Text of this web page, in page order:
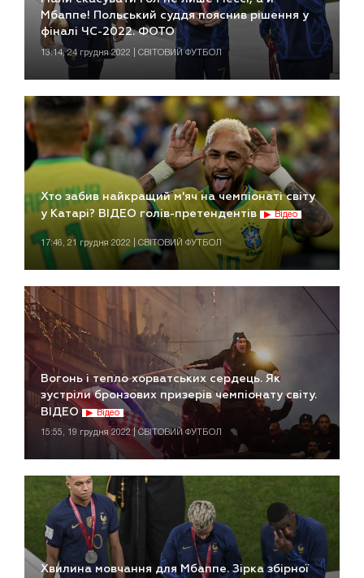
Мбаппе! Польський суддя пояснив рішення у
фіналі ЧС-2022. ФОТО
13:14, 24 грудня 2022 | СВІТОВИЙ ФУТБОЛ
Хто забив найкращий м'яч на чемпіонаті світу
у Катарі? ВІДЕО голів-претендентів
Відео
17:46, 21 грудня 2022 | СВІТОВИЙ ФУТБОЛ
Вогонь і тепло хорватських сердець. Як
зустріли бронзових призерів чемпіонату світу.
ВІДЕО
Відео
15:55, 19 грудня 2022 | СВІТОВИЙ ФУТБОЛ
Хвилина мовчання для Мбаппе. Зірка збірної